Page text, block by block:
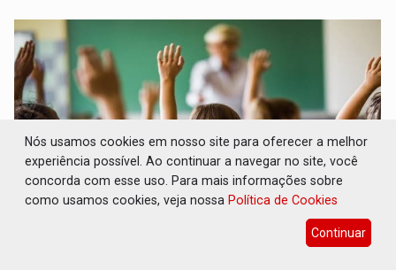
DESENVOLVIMENTO: Ideb avança nos anos
Nós usamos cookies em nosso site para oferecer a melhor
experiência possível. Ao continuar a navegar no site, você
concorda com esse uso. Para mais informações sobre
como usamos cookies, veja nossa Política de Cookies
Continuar